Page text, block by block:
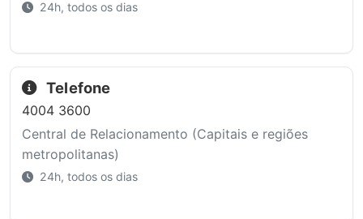
24h, todos os dias
Telefone
4004 3600
Central de Relacionamento (Capitais e regiões
metropolitanas)
24h, todos os dias